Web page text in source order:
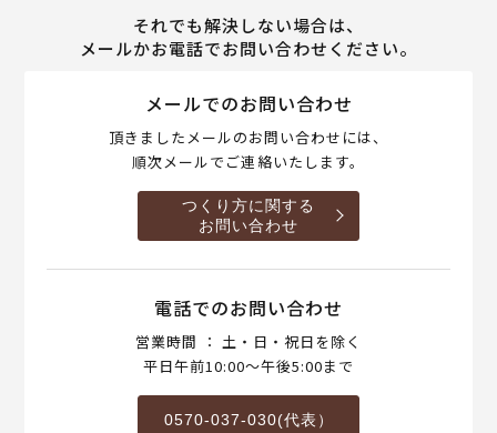
それでも解決しない場合は、
メールかお電話でお問い合わせください。
メールでのお問い合わせ
頂きましたメールのお問い合わせには、
順次メールでご連絡いたします。
つくり方に関する
お問い合わせ
電話でのお問い合わせ
営業時間 ： 土・日・祝日を除く
平日午前10:00～午後5:00まで
0570-037-030(代表）